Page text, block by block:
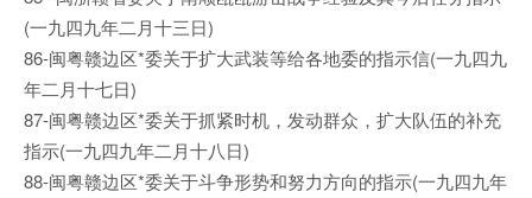
(一九四九年二月十三日)
86-闽粤赣边区*委关于扩大武装等给各地委的指示信(一九四九
年二月十七日)
87-闽粤赣边区*委关于抓紧时机，发动群众，扩大队伍的补充
指示(一九四九年二月十八日)
88-闽粤赣边区*委关于斗争形势和努力方向的指示(一九四九年